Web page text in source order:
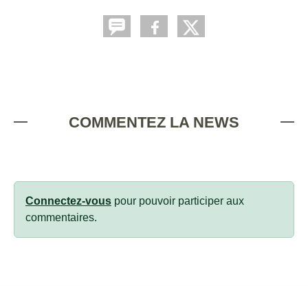
COMMENTEZ LA NEWS
Connectez-vous pour pouvoir participer aux
commentaires.